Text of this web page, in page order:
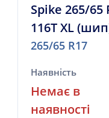
Spike 265/65
116T XL
265/65 R17
Наявність
Немає в
наявності